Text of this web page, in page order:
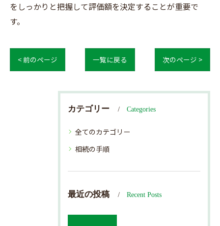
をしっかりと把握して評価額を決定することが重要で
す。
< 前のページ 一覧に戻る 次のページ >
カテゴリー Categories
全てのカテゴリー
相続の手順
最近の投稿 Recent Posts